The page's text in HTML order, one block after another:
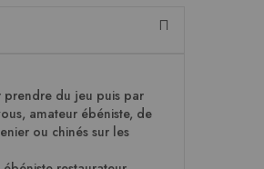
prendre du jeu puis par
amateur ébéniste, de
ou chinés sur les